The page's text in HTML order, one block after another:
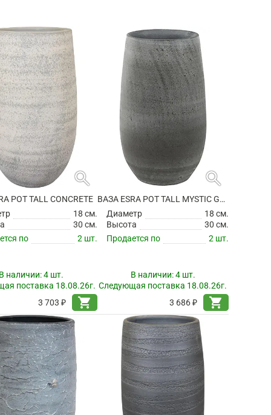
search
POT TALL CONCRETE
18 см.
30 см.
по
2 шт.
наличии:4 шт.
поставка 18.08.26г.
3 703 ₽
shopping_cart
search
ВАЗА ESRA POT TALL MYSTIC GREY
Диаметр
18 см.
Высота
30 см.
Продается по
2 шт.
В наличии:4 шт.
Следующая поставка 18.08.26г.
3 686 ₽
shopping_cart